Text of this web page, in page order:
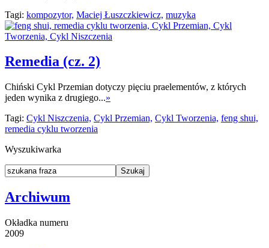
Tagi: kompozytor, Maciej Łuszczkiewicz, muzyka
Remedia (cz. 2)
Chiński Cykl Przemian dotyczy pięciu praelementów, z których
jeden wynika z drugiego...»
Tagi: Cykl Niszczenia, Cykl Przemian, Cykl Tworzenia, feng shui,
remedia cyklu tworzenia
Wyszukiwarka
Archiwum
Okładka numeru
2009